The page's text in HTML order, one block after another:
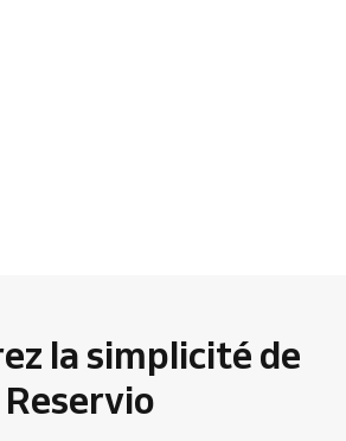
la simplicité de
Reservio